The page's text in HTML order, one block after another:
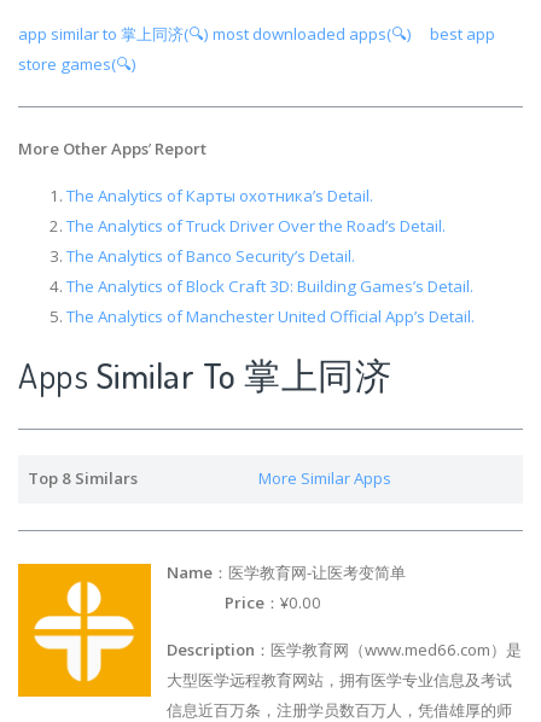
app similar to 掌上同济(🔍) most downloaded apps(🔍)
best app
store games(🔍)
More Other Apps’ Report
The Analytics of Карты охотника’s Detail.
The Analytics of Truck Driver Over the Road’s Detail.
The Analytics of Banco Security’s Detail.
The Analytics of Block Craft 3D: Building Games’s Detail.
The Analytics of Manchester United Official App’s Detail.
Apps Similar To 掌上同济
Top 8 Similars More Similar Apps
Name ：医学教育网-让医考变简单
Price ：¥0.00
Description ：医学教育网（www.med66.com）是
大型医学远程教育网站，拥有医学专业信息及考试
信息近百万条，注册学员数百万人，凭借雄厚的师